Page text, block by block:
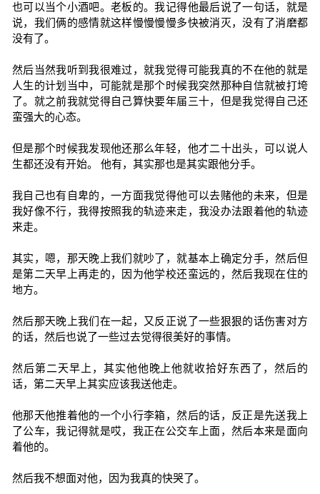
也可以当个小酒吧。老板的。我记得他最后说了一句话，就是
说，我们俩的感情就这样慢慢慢慢多快被消灭，没有了消磨都
没有了。
然后当然我听到我很难过，就我觉得可能我真的不在他的就是
人生的计划当中，可能就是那个时候我突然那种自信就被打垮
了。就之前我就觉得自己算快要年届三十，但是我觉得自己还
蛮强大的心态。
但是那个时候我发现他还那么年轻，他才二十出头，可以说人
生都还没有开始。 他有，其实那也是其实跟他分手。
我自己也有自卑的，一方面我觉得他可以去赌他的未来，但是
我好像不行，我得按照我的轨迹来走，我没办法跟着他的轨迹
来走。
其实，嗯，那天晚上我们就吵了，就基本上确定分手，然后但
是第二天早上再走的，因为他学校还蛮远的，然后我现在住的
地方。
然后那天晚上我们在一起，又反正说了一些狠狠的话伤害对方
的话，然后也说了一些过去觉得很美好的事情。
然后第二天早上，其实他他晚上他就收拾好东西了，然后的
话，第二天早上其实应该我送他走。
他那天他推着他的一个小行李箱，然后的话，反正是先送我上
了公车，我记得就是哎，我正在公交车上面，然后本来是面向
着他的。
然后我不想面对他，因为我真的快哭了。